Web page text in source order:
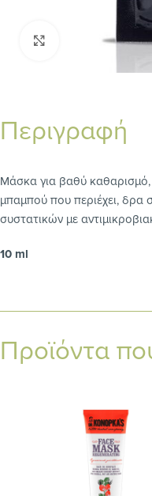
Κλικ για
Περιγραφή
Μάσκα για βαθύ καθαρισμό,
μπαμπού που περιέχει, δρα
συστατικών με
10 ml
Προϊόντα